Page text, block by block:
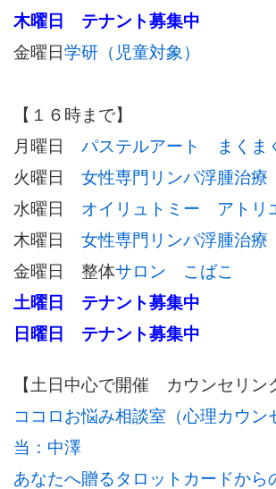
木曜日 テナント募集中
金曜日学研（児童対象）
【１６時まで】
月曜日 パステルアート まくま
火曜日 女性専門リンパ浮腫治
水曜日 オイリュトミー アトリ
木曜日 女性専門リンパ浮腫治
金曜日 整体サロン こばこ
土曜日 テナント募集中
日曜日 テナント募集中
【土日中心で開催 カウンセリン
ココロお悩み相談室（心理カウン
当：中澤
あなたへ贈るタロットカードから